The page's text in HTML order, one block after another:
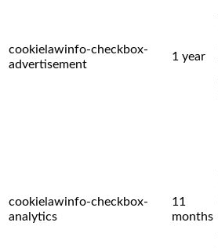
cookielawinfo-checkbox-
advertisement
1 year
cookielawinfo-checkbox-
analytics
11
months